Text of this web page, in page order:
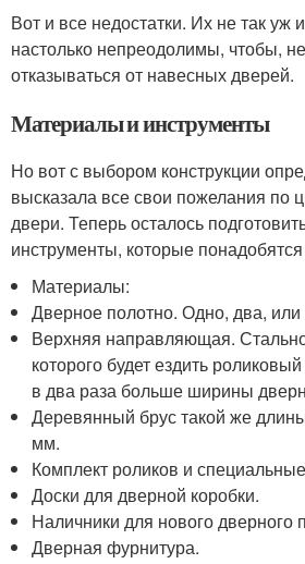
Вот и все недостатки. Их не так уж
настолько непреодолимы, чтобы,
отказываться от навесных дверей.
Материалы и инструменты
Но вот с выбором конструкции
высказала все свои пожелания по
двери. Теперь осталось
инструменты, которые
Материалы:
Дверное полотно. Одно, два, или
Верхняя направляющая.
которого будет ездить
в два раза больше ширины
Деревянный брус такой же
мм.
Комплект роликов и
Доски для дверной коробки.
Наличники для нового дверного
Дверная фурнитура.